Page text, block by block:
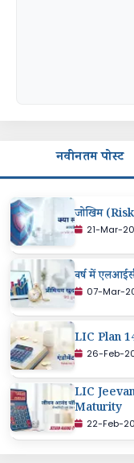
नवीनतम पोस्ट
जोखिम
21-Mar-
वर्ष में
07-Mar-
LIC Plan
26-Feb-
LIC
Maturity
22-Feb-